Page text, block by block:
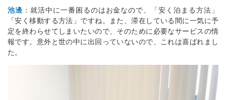
池邊 ：就活中に一番困るのはお金なので、「安く泊まる方法」
「安く移動する方法」ですね。また、滞在している間に一気に予
定を終わらせてしまいたいので、そのために必要なサービスの情
報です。意外と世の中に出回っていないので、これは喜ばれまし
た。